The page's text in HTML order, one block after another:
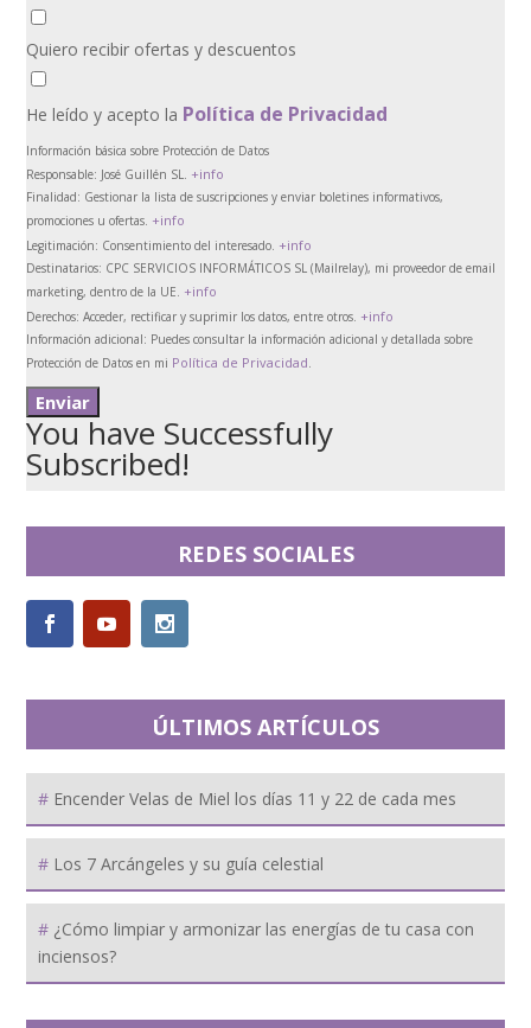
Quiero recibir ofertas y descuentos
He leído y acepto la Política de Privacidad
Información básica sobre Protección de Datos
Responsable: José Guillén SL. +info
Finalidad: Gestionar la lista de suscripciones y enviar boletines informativos,
promociones u ofertas. +info
Legitimación: Consentimiento del interesado. +info
Destinatarios: CPC SERVICIOS INFORMÁTICOS SL (Mailrelay), mi proveedor de email
marketing, dentro de la UE. +info
Derechos: Acceder, rectificar y suprimir los datos, entre otros. +info
Información adicional: Puedes consultar la información adicional y detallada sobre
Protección de Datos en mi Política de Privacidad.
You have Successfully
Subscribed!
REDES SOCIALES
ÚLTIMOS ARTÍCULOS
Encender Velas de Miel los días 11 y 22 de cada mes
Los 7 Arcángeles y su guía celestial
¿Cómo limpiar y armonizar las energías de tu casa con
inciensos?